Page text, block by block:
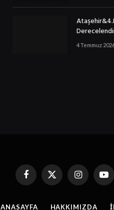
4 Temmuz
Facebook
X
(Twitter)
Instagram
ANASAYFA HAKKIMIZDA